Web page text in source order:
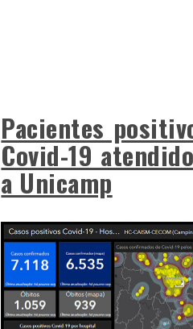
Pacientes
Covid-19
a Unicamp